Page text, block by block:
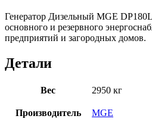
Генератор Дизельный MGE
основного и резервного
предприятий и загородных домов.
Детали
Вес 2950 кг
Производитель MGE